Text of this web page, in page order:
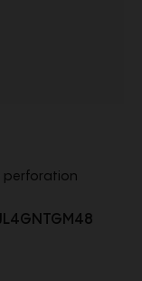
perforation